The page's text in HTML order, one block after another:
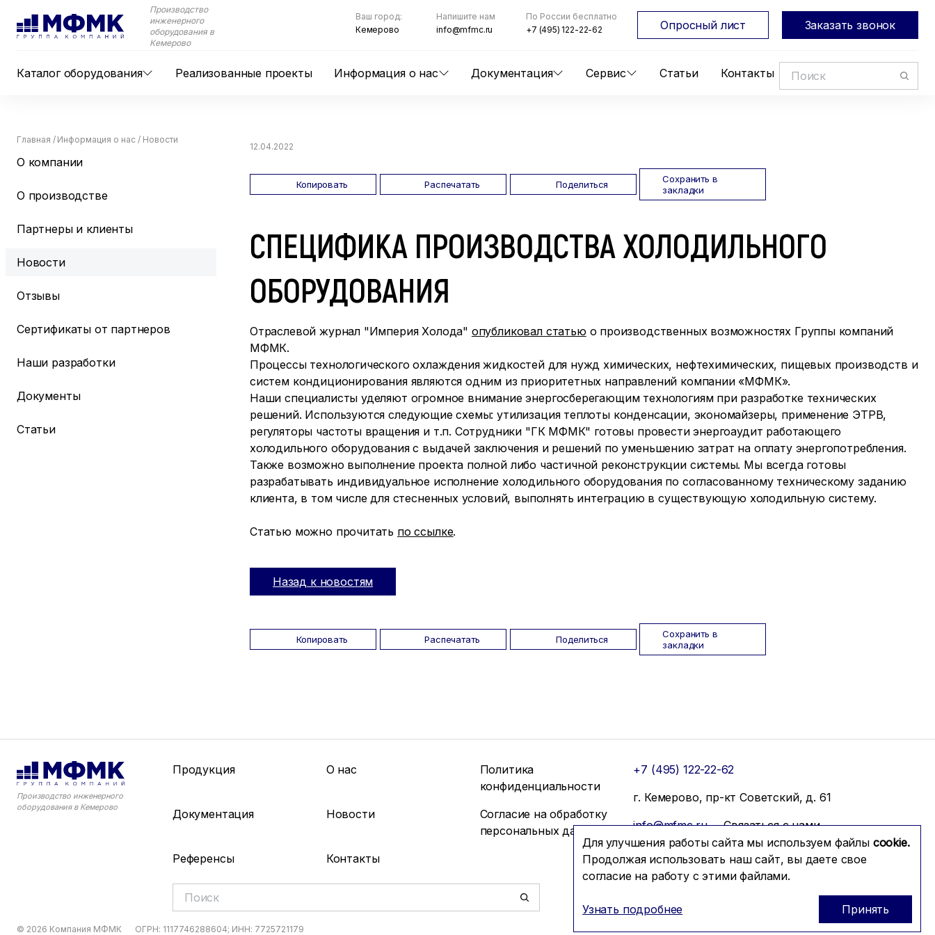
Производство
инженерного
оборудования в
Кемерово
Каталог оборудования Реализованные проекты Информация о нас Документация Сервис Статьи Контакты
Ваш город:
Кемерово
Напишите нам
info@mfmc.ru
По России бесплатно
+7 (495) 122-22-62
Опросный лист Заказать звонок
Главная / Информация о нас / Новости
О компании
О производстве
Партнеры и клиенты
Новости
Отзывы
Сертификаты от партнеров
Наши разработки
Документы
Статьи
12.04.2022
Копировать Распечатать Поделиться
Сохранить в
закладки
СПЕЦИФИКА ПРОИЗВОДСТВА ХОЛОДИЛЬНОГО
ОБОРУДОВАНИЯ
Отраслевой журнал "Империя Холода" опубликовал статью о производственных возможностях Группы компаний
МФМК.
Процессы технологического охлаждения жидкостей для нужд химических, нефтехимических, пищевых производств и
систем кондиционирования являются одним из приоритетных направлений компании «МФМК».
Наши специалисты уделяют огромное внимание энергосберегающим технологиям при разработке технических
решений. Используются следующие схемы: утилизация теплоты конденсации, экономайзеры, применение ЭТРВ,
регуляторы частоты вращения и т.п. Сотрудники "ГК МФМК" готовы провести энергоаудит работающего
холодильного оборудования с выдачей заключения и решений по уменьшению затрат на оплату энергопотребления.
Также возможно выполнение проекта полной либо частичной реконструкции системы. Мы всегда готовы
разрабатывать индивидуальное исполнение холодильного оборудования по согласованному техническому заданию
клиента, в том числе для стесненных условий, выполнять интеграцию в существующую холодильную систему.
Статью можно прочитать по ссылке.
Назад к новостям
Копировать Распечатать Поделиться
Сохранить в
закладки
Для улучшения работы сайта мы используем файлы cookie.
Продолжая использовать наш сайт, вы даете свое
согласие на работу с этими файлами.
Узнать подробнее Принять
Производство инженерного
оборудования в Кемерово
Продукция О нас
Политика
конфиденциальности
Документация
Новости
Согласие на обработку
персональных данных
Референсы
Контакты
+7 (495) 122-22-62
г. Кемерово, пр-кт Советский, д. 61
info@mfmc.ru
Связаться с нами
© 2026 Компания МФМК ОГРН: 1117746288604; ИНН: 7725721179 Prominado